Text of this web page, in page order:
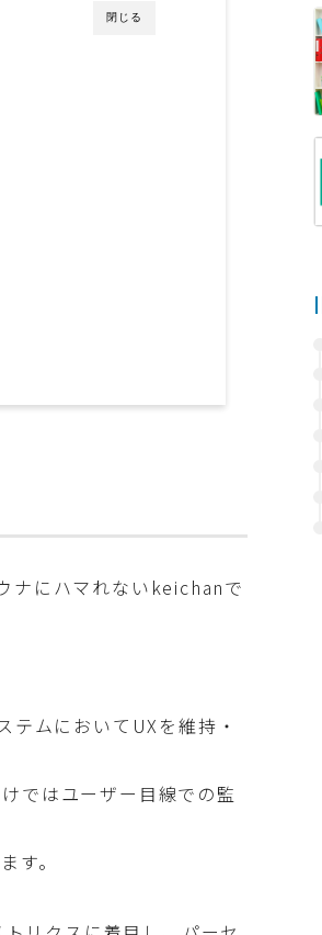
閉じる
ナにハマれないkeichanで
ムにおいてUXを維持・
ではユーザー目線での監
す。